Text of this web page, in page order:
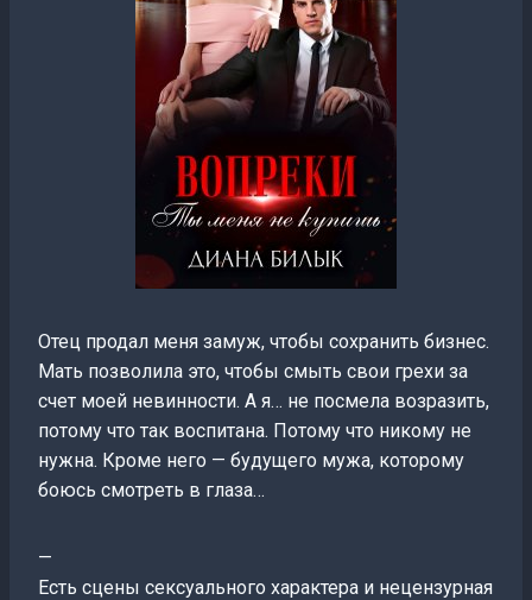
Отец продал меня замуж, чтобы сохранить бизнес.
Мать позволила это, чтобы смыть свои грехи за
счет моей невинности. А я… не посмела возразить,
потому что так воспитана. Потому что никому не
нужна. Кроме него — будущего мужа, которому
боюсь смотреть в глаза…
—
Есть сцены сексуального характера и нецензурная